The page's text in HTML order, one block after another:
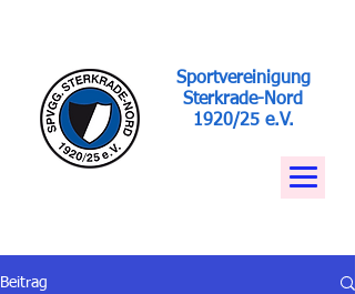
Sportvereinigung
Sterkrade-Nord
1920/25 e.V.
Beitrag